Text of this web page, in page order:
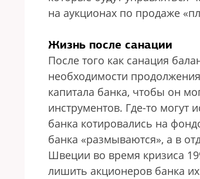
на аукционах по продаже
Жизнь после санации
После того как санация
необходимости
капитала банка, чтобы он
инструментов. Где-то
банка котировались на
банка «размываются», а в
Швеции во время кризиса
лишить акционеров банка